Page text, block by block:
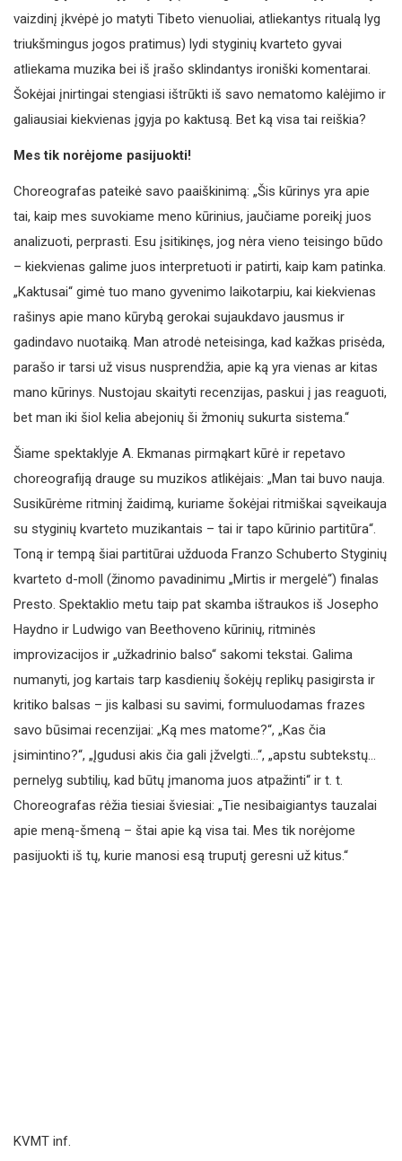
vaizdinį įkvėpė jo matyti Tibeto vienuoliai, atliekantys ritualą lyg
triukšmingus jogos pratimus) lydi styginių kvarteto gyvai
atliekama muzika bei iš įrašo sklindantys ironiški komentarai.
Šokėjai įnirtingai stengiasi ištrūkti iš savo nematomo kalėjimo ir
galiausiai kiekvienas įgyja po kaktusą. Bet ką visa tai reiškia?
Mes tik norėjome pasijuokti!
Choreografas pateikė savo paaiškinimą: „Šis kūrinys yra apie
tai, kaip mes suvokiame meno kūrinius, jaučiame poreikį juos
analizuoti, perprasti. Esu įsitikinęs, jog nėra vieno teisingo būdo
– kiekvienas galime juos interpretuoti ir patirti, kaip kam patinka.
„Kaktusai“ gimė tuo mano gyvenimo laikotarpiu, kai kiekvienas
rašinys apie mano kūrybą gerokai sujaukdavo jausmus ir
gadindavo nuotaiką. Man atrodė neteisinga, kad kažkas prisėda,
parašo ir tarsi už visus nusprendžia, apie ką yra vienas ar kitas
mano kūrinys. Nustojau skaityti recenzijas, paskui į jas reaguoti,
bet man iki šiol kelia abejonių ši žmonių sukurta sistema.“
Šiame spektaklyje A. Ekmanas pirmąkart kūrė ir repetavo
choreografiją drauge su muzikos atlikėjais: „Man tai buvo nauja.
Susikūrėme ritminį žaidimą, kuriame šokėjai ritmiškai sąveikauja
su styginių kvarteto muzikantais – tai ir tapo kūrinio partitūra“.
Toną ir tempą šiai partitūrai užduoda Franzo Schuberto Styginių
kvarteto d-moll (žinomo pavadinimu „Mirtis ir mergelė“) finalas
Presto. Spektaklio metu taip pat skamba ištraukos iš Josepho
Haydno ir Ludwigo van Beethoveno kūrinių, ritminės
improvizacijos ir „užkadrinio balso“ sakomi tekstai. Galima
numanyti, jog kartais tarp kasdienių šokėjų replikų pasigirsta ir
kritiko balsas – jis kalbasi su savimi, formuluodamas frazes
savo būsimai recenzijai: „Ką mes matome?“, „Kas čia
įsimintino?“, „Įgudusi akis čia gali įžvelgti…“, „apstu subtekstų…
pernelyg subtilių, kad būtų įmanoma juos atpažinti“ ir t. t.
Choreografas rėžia tiesiai šviesiai: „Tie nesibaigiantys tauzalai
apie meną-šmeną – štai apie ką visa tai. Mes tik norėjome
pasijuokti iš tų, kurie manosi esą truputį geresni už kitus.“
KVMT inf.